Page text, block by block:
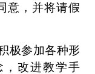
意，并将请假
极参加各种形
改进教学手